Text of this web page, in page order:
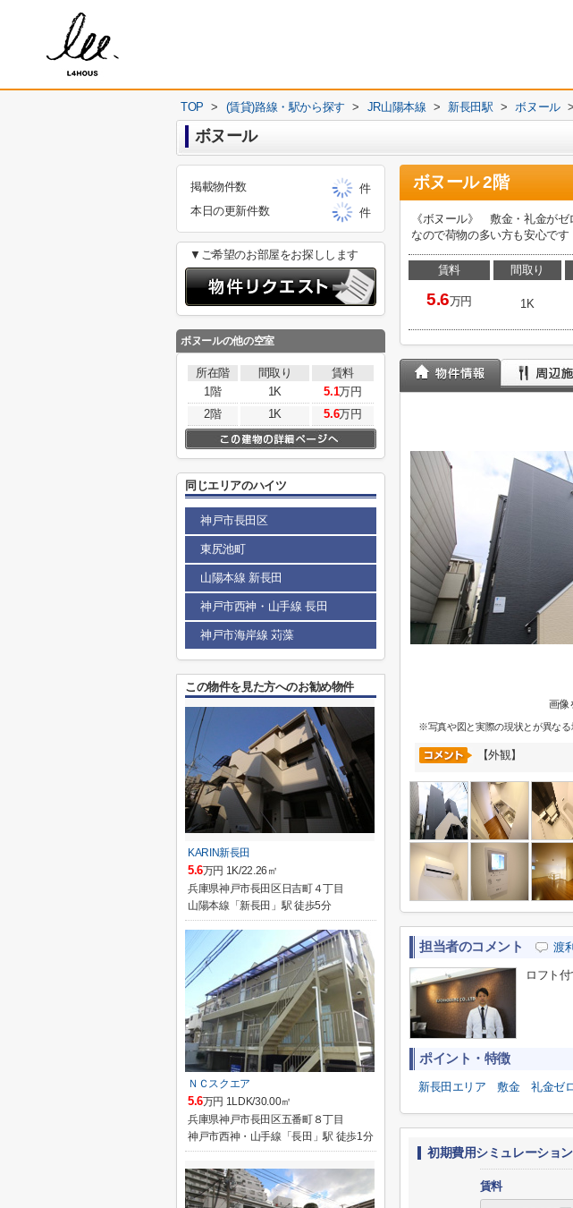
TOP > (賃貸)路線・駅から探す > JR山陽本線 > 新長田駅 > ボヌール >
ボヌール
ボヌール 2階
《ボヌール》 敷金・礼金がゼ
なので荷物の多い方も安心です
賃料
5.6万円
間取り
1K
画像
※写真や図と実際の現状とが異なる
【外観】
担当者のコメント 渡
ロフト
ポイント・特徴
新長田エリア 敷金 礼金ゼ
初期費用シミュレーション
賃料
掲載物件数
件
本日の更新件数
件
▼ご希望のお部屋をお探しします
ボヌールの他の空室
所在階 間取り
賃料
1階
1K 5.1万円
2階
1K 5.6万円
同じエリアのハイツ
神戸市長田区
東尻池町
山陽本線 新長田
神戸市西神・山手線 長田
神戸市海岸線 苅藻
この物件を見た方へのお勧め物件
KARIN新長田
5.6万円 1K/22.26㎡
兵庫県神戸市長田区日吉町４丁目
山陽本線「新長田」駅 徒歩5分
ＮＣスクエア
5.6万円 1LDK/30.00㎡
兵庫県神戸市長田区五番町８丁目
神戸市西神・山手線「長田」駅 徒歩1分